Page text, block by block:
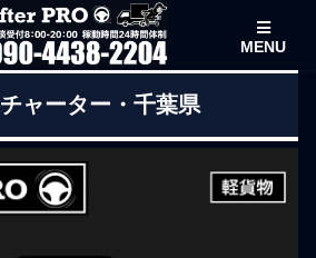
MENU
ャーター・千葉県